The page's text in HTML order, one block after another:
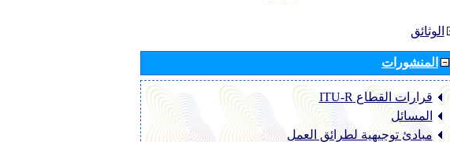
الوثائق
المنشورات
قرارات القطاع ‏ITU-R
المسائل
مبادئ توجيهية لطرائق العمل